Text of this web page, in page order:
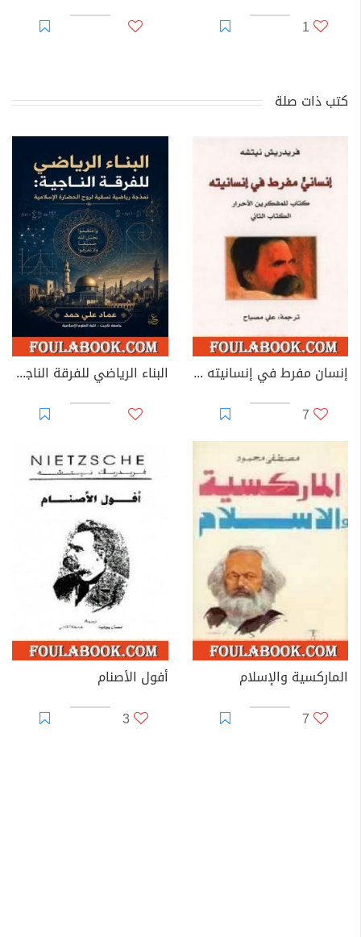
1
كتب ذات صلة
إنسان مفرط في إنسانيته - ج2
7
البناء الرياضي للفرقة الناجية: نمذجة رياضية نسقية لروح الحضارة الإسلامية
الماركسية والإسلام
7
أفول الأصنام
3